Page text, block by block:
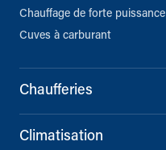
Chauffage de forte puissance
Cuves à carburant
Chaufferies
Climatisation